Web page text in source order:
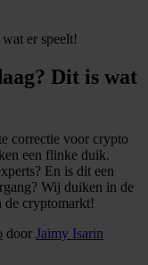
er speelt!
Dit is wat
correctie voor crypto
een flinke duik.
En is dit een
Wij duiken in de
de cryptomarkt!
door Jaimy Isarin